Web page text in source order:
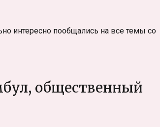
интересно пообщались на все темы со
общественный